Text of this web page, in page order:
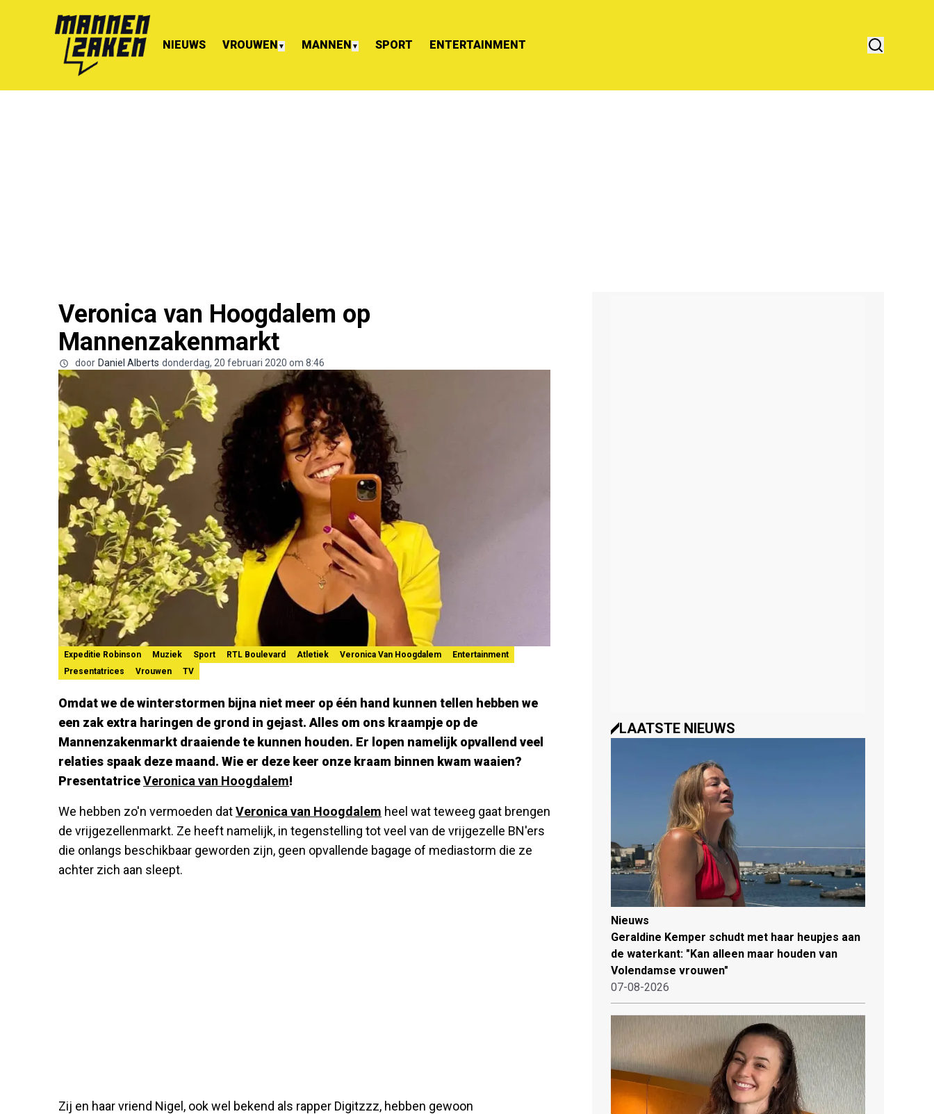
NIEUWS VROUWEN ▼ MANNEN ▼ SPORT ENTERTAINMENT
Veronica van Hoogdalem op
Mannenzakenmarkt
door Daniel Alberts donderdag, 20 februari 2020 om 8:46
Expeditie Robinson Muziek Sport RTL Boulevard Atletiek Veronica Van Hoogdalem
Entertainment
Presentatrices
Vrouwen TV
Omdat we de winterstormen bijna niet meer op één hand kunnen tellen hebben we
een zak extra haringen de grond in gejast. Alles om ons kraampje op de
Mannenzakenmarkt draaiende te kunnen houden. Er lopen namelijk opvallend veel
relaties spaak deze maand. Wie er deze keer onze kraam binnen kwam waaien?
PresentatriceVeronica van Hoogdalem!
We hebben zo'n vermoeden datVeronica van Hoogdalem heel wat teweeg gaat brengen
de vrijgezellenmarkt. Ze heeft namelijk, in tegenstelling tot veel van de vrijgezelle BN'ers
die onlangs beschikbaar geworden zijn, geen opvallende bagage of mediastorm die ze
achter zich aan sleept.
Zij en haar vriend Nigel, ook wel bekend als rapper Digitzzz, hebben gewoon
LAATSTE NIEUWS
Nieuws
Geraldine Kemper schudt met haar heupjes aan
de waterkant: "Kan alleen maar houden van
Volendamse vrouwen"
07-08-2026